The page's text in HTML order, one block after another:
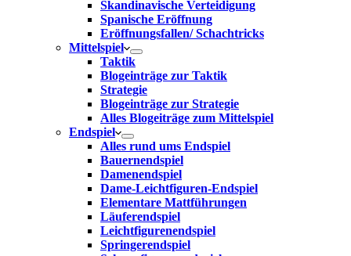
Skandinavische Verteidigung
Spanische Eröffnung
Eröffnungsfallen/ Schachtricks
Mittelspiel
Taktik
Blogeinträge zur Taktik
Strategie
Blogeinträge zur Strategie
Alles Blogeiträge zum Mittelspiel
Endspiel
Alles rund ums Endspiel
Bauernendspiel
Damenendspiel
Dame-Leichtfiguren-Endspiel
Elementare Mattführungen
Läuferendspiel
Leichtfigurenendspiel
Springerendspiel